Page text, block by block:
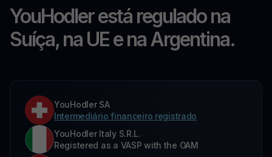
YouHodler está regulado na
Suíça, na UE e na Argentina.
YouHodler SA
Intermediário financeiro registrado
YouHodler Italy S.R.L.
Registered as a VASP with the OAM